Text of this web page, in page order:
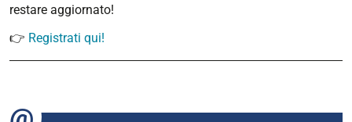
restare aggiornato!
👉 Registrati qui!